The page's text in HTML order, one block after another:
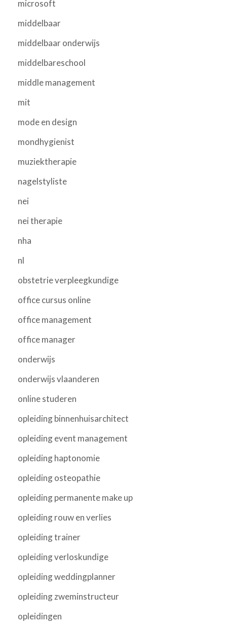
microsoft
middelbaar
middelbaar onderwijs
middelbareschool
middle management
mit
mode en design
mondhygienist
muziektherapie
nagelstyliste
nei
nei therapie
nha
nl
obstetrie verpleegkundige
office cursus online
office management
office manager
onderwijs
onderwijs vlaanderen
online studeren
opleiding binnenhuisarchitect
opleiding event management
opleiding haptonomie
opleiding osteopathie
opleiding permanente make up
opleiding rouw en verlies
opleiding trainer
opleiding verloskundige
opleiding weddingplanner
opleiding zweminstructeur
opleidingen